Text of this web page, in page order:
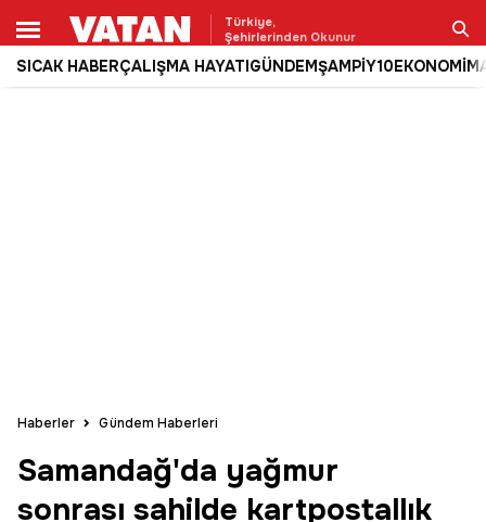
Türkiye,
Şehirlerinden Okunur
SICAK HABERÇALIŞMA HAYATIGÜNDEMŞAMPİY10EKONOMİ
Ara
Haberler Gündem Haberleri
Samandağ'da yağmur
sonrası sahilde kartpostallık